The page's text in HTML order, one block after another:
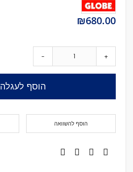
₪680.00
- +
הוסף לעגלה
הוסף להשוואה